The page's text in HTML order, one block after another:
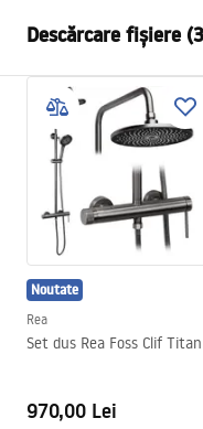
Culoare
Tip cabina
Culoare sticla
Tip de deschidere
Seria
Montaj
Inaltime (mm)
Directie cabina
Garantie
Descărcare fișiere
Warunki
WARUNKI
Instrucțiuni de
Condiții de
_24.pdf
Noutate
Rea
Set dus Rea Foss Clif Titan
970,00 Lei